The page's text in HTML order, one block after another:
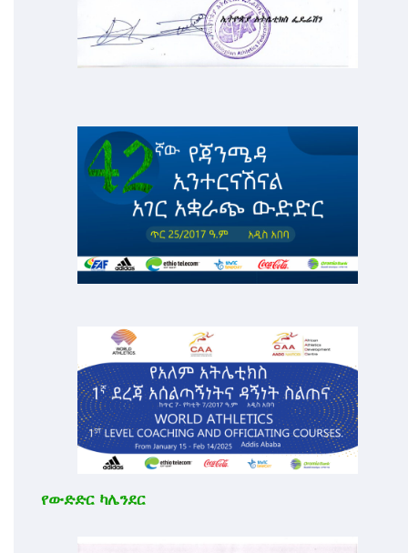
የውድድር ካሌንደር